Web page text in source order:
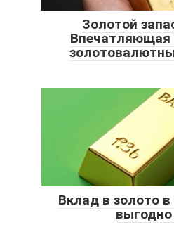
Золотой
Впечатляющая
Вклад в золото